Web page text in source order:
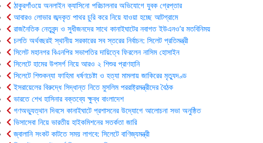
ঠাকুরগাঁওয়ে অনলাইন ক্যাসিনো পরিচালনার অভিযোগে যুবক গ্রেপ্তার
আবারও লোভার জব্দকৃত পাথর চুরি করে নিয়ে যাওয়া হচ্ছে আটগ্রামে
রাজনৈতিক নেতৃবৃন্দ ও সুধীজনদের সাথে কানাইঘাটের নবাগত ইউএনও’র মতবিনিময়
চলতি অর্থবছরই স্থানীয় সরকারের সব স্তরের নির্বাচন: সিলেট প্রতিমন্ত্রী
সিলেট মহানগর বিএনপির সভাপতির দায়িত্বে ফিরলেন নাসিম হোসাইন
সিলেটে হামের উপসর্গ নিয়ে আরও ২ শিশুর প্রাণহানি
সিলেটে শিশুকন্যা ফাহিমা ধর্ষণচেষ্টা ও হত্যা মামলায় জাকিরের মৃত্যুদণ্ড
ইসরায়েলের বিরুদ্ধে সিদ্ধান্ত নিতে মুসলিম পররাষ্ট্রমন্ত্রীদের বৈঠক
ভারতে শেখ হাসিনার বক্তব্যে ক্ষুব্ধ বাংলাদেশ
গণঅভ্যুত্থান দিবসে কানাইঘাটে প্রশাসনের উদ্যোগে আলোচনা সভা অনুষ্ঠিত
ভিসাসেবা নিয়ে ভারতীয় হাইকমিশনের সতর্কতা জারি
জ্বালানি সংকট কাটতে সময় লাগবে: সিলেটে বাণিজ্যমন্ত্রী